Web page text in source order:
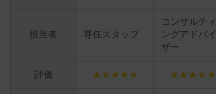
担当者 専任スタッフ
コンサルティ
ングアドバイ
ザー
評価 ★★★★★ ★★★★★